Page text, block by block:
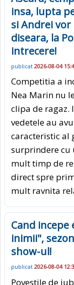
insa, lupta
si Andrei
diseara, la
intrecere!
publicat 2026-08-04
Competitia a
Nea Marin nu
clipa de ragaz.
vedetele au
caracteristic al
surprindere cu
mult timp de
direct spre
mult ravnita
Cand incepe
inimii",
show-ul!
publicat 2026-08-04
Povestile de